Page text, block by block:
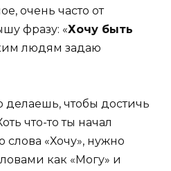
очень часто от
фразу: «Хочу быть
людям задаю
делаешь, чтобы достичь
что-то ты начал
слова «Хочу», нужно
как «Могу» и